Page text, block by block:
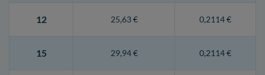
12 25,63 € 0,2114 €
15 29,94 € 0,2114 €